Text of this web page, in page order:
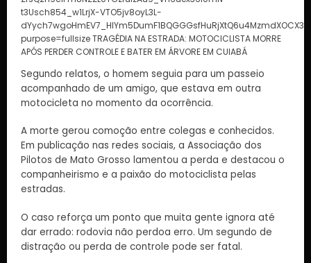
Segundo relatos, o homem seguia para um passeio
acompanhado de um amigo, que estava em outra
motocicleta no momento da ocorrência.
A morte gerou comoção entre colegas e conhecidos.
Em publicação nas redes sociais, a Associação dos
Pilotos de Mato Grosso lamentou a perda e destacou o
companheirismo e a paixão do motociclista pelas
estradas.
O caso reforça um ponto que muita gente ignora até
dar errado: rodovia não perdoa erro. Um segundo de
distração ou perda de controle pode ser fatal.